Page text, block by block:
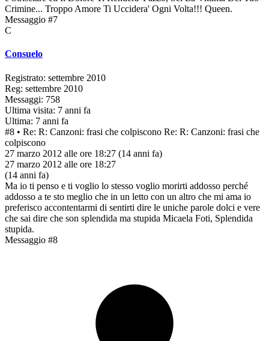
Crimine... Troppo Amore Ti Uccidera' Ogni Volta!!! Queen.
Messaggio #7
C
Consuelo
Registrato: settembre 2010
Reg: settembre 2010
Messaggi: 758
Ultima visita: 7 anni fa
Ultima: 7 anni fa
#8 • Re: R: Canzoni: frasi che colpiscono Re: R: Canzoni: frasi che
colpiscono
27 marzo 2012 alle ore 18:27 (14 anni fa)
27 marzo 2012 alle ore 18:27
(14 anni fa)
Ma io ti penso e ti voglio lo stesso voglio morirti addosso perché
addosso a te sto meglio che in un letto con un altro che mi ama io
preferisco accontentarmi di sentirti dire le uniche parole dolci e vere
che sai dire che son splendida ma stupida Micaela Foti, Splendida
stupida.
Messaggio #8